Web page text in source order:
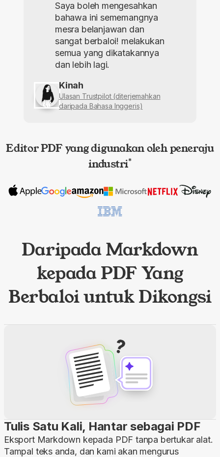
Saya boleh mengesahkan
bahawa ini sememangnya
mesra belanjawan dan
sangat berbaloi! melakukan
semua yang dikatakannya
dan lebih lagi.
Kinah
Ulasan Trustpilot (diterjemahkan
daripada Bahasa Inggeris)
Editor PDF yang digunakan oleh peneraju
industri*
Daripada Markdown
kepada PDF Yang
Berbaloi untuk Dikongsi
Tulis Satu Kali, Hantar sebagai PDF
Eksport Markdown kepada PDF tanpa bertukar alat.
Tampal teks anda, dan kami akan mengurus